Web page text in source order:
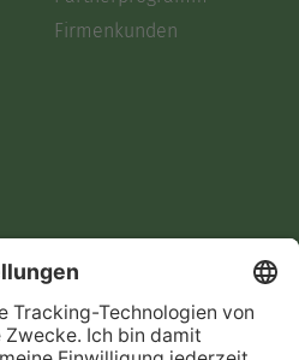
Firmenkunden